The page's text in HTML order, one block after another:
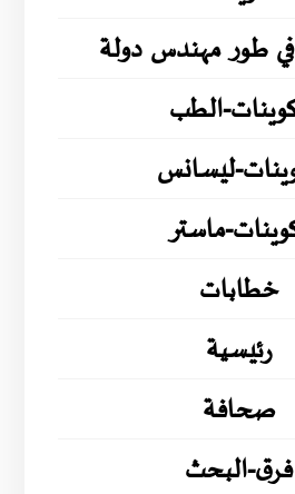
طور مهندس دولة
الطب
ليسانس
ماستر
خطابات
رئيسية
صحافة
فرق-البحث